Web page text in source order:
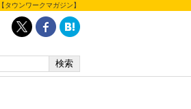
ウンワークマガジン】